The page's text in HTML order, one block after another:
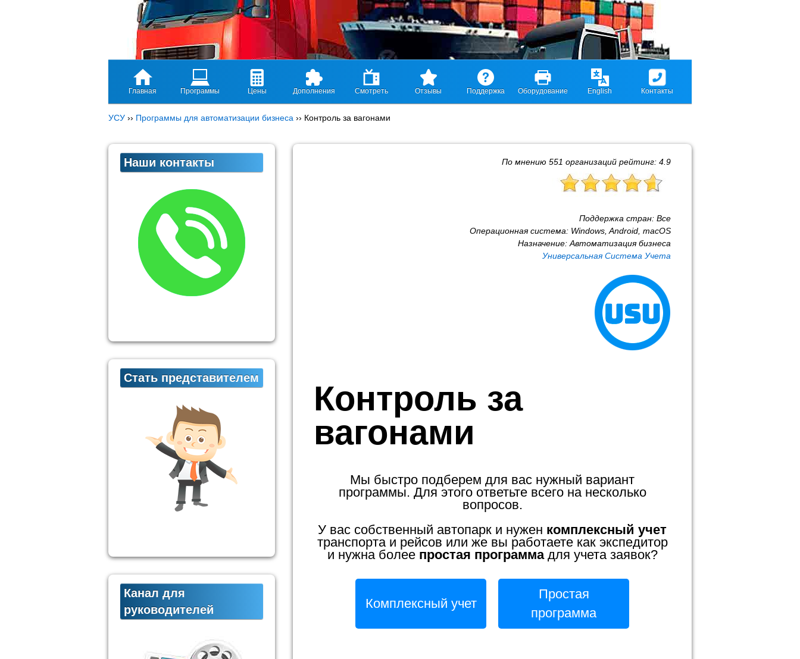
Главная Программы Цены Дополнения Смотреть Отзывы Поддержка Оборудование English Контакты
УСУ ›› Программы для автоматизации бизнеса ›› Контроль за вагонами
По мнению 551 организаций рейтинг: 4.9
Поддержка стран: Все
Операционная система: Windows, Android, macOS
Назначение: Автоматизация бизнеса
Универсальная Система Учета
Контроль за
вагонами
Мы быстро подберем для вас нужный вариант
программы. Для этого ответьте всего на несколько
вопросов.
У вас собственный автопарк и нужен комплексный учет
транспорта и рейсов или же вы работаете как экспедитор
и нужна более простая программадля учета заявок?
Комплексный учет
Простая
программа
Наши контакты
Стать представителем
Канал для
руководителей